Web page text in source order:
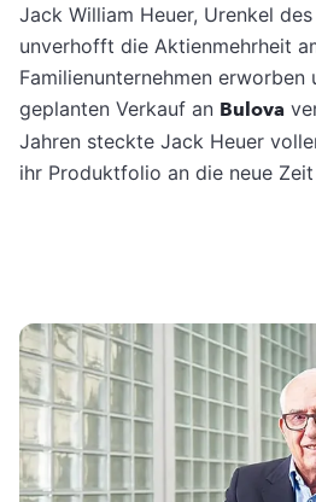
Jack William Heuer, Urenkel
unverhofft die Aktienmehrheit
Familienunternehmen erworben
geplanten Verkauf an Bulova
Jahren steckte Jack Heuer
ihr Produktfolio an die neue Zeit